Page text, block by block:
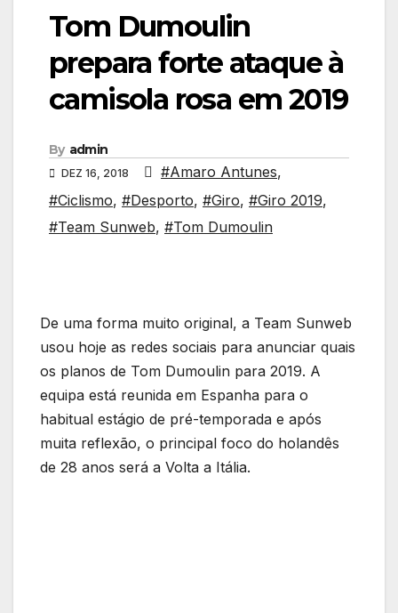
Tom Dumoulin
prepara forte ataque à
camisola rosa em 2019
By admin
DEZ 16, 2018 #Amaro Antunes,
#Ciclismo, #Desporto, #Giro, #Giro 2019,
#Team Sunweb, #Tom Dumoulin
De uma forma muito original, a Team Sunweb
usou hoje as redes sociais para anunciar quais
os planos de Tom Dumoulin para 2019. A
equipa está reunida em Espanha para o
habitual estágio de pré-temporada e após
muita reflexão, o principal foco do holandês
de 28 anos será a Volta a Itália.